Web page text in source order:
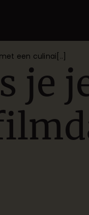
een culinai[..]
je